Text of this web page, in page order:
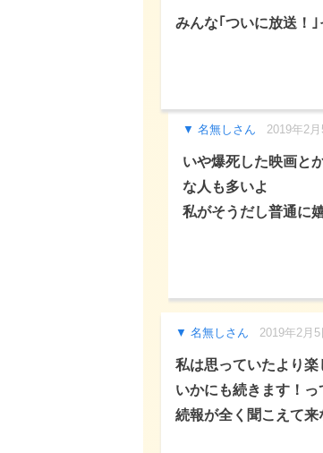
みんな｢ついに放送！
名無しさん 2019年2
いや爆死した映画と
な人も多いよ
私がそうだし普通に
名無しさん 2019年2月
私は思っていたより
いかにも続きます！
続報が全く聞こえて来